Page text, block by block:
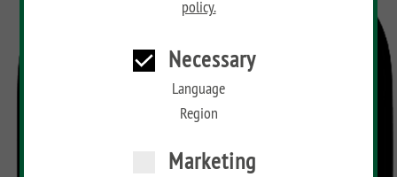
policy.
Necessary
Language
Region
Marketing